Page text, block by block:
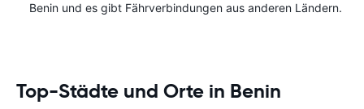
Benin und es gibt Fährverbindungen aus anderen Ländern.
Top-Städte und Orte in Benin